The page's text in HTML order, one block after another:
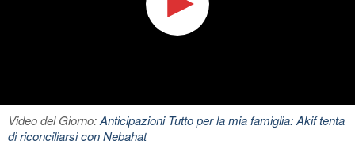
Video del Giorno:Anticipazioni Tutto per la mia famiglia: Akif tenta
di riconciliarsi con Nebahat